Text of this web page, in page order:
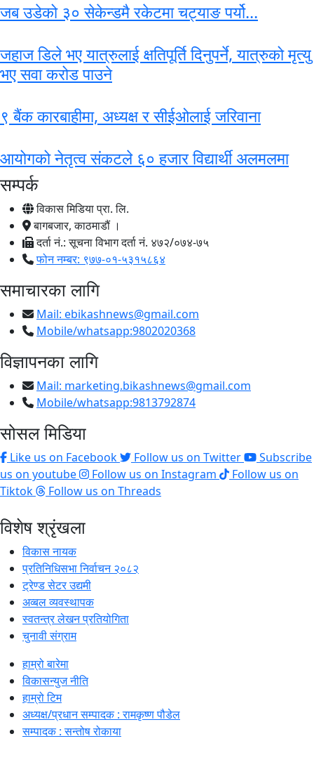
जब उडेको ३० सेकेन्डमै रकेटमा चट्याङ पर्यो...
जहाज डिले भए यात्रुलाई क्षतिपूर्ति दिनुपर्ने, यात्रुको मृत्यु
भए सवा करोड पाउने
९ बैंक कारबाहीमा, अध्यक्ष र सीईओलाई जरिवाना
आयोगको नेतृत्व संकटले ६० हजार विद्यार्थी अलमलमा
सम्पर्क
विकास मिडिया प्रा. लि.
बागबजार, काठमाडौं ।
दर्ता नं.: सूचना विभाग दर्ता नं. ४७२/०७४-७५
फोन नम्बर: ९७७-०१-५३१५८६४
समाचारका लागि
Mail: ebikashnews@gmail.com
Mobile/whatsapp:9802020368
विज्ञापनका लागि
Mail: marketing.bikashnews@gmail.com
Mobile/whatsapp:9813792874
सोसल मिडिया
Like us on Facebook Follow us on Twitter
Subscribe
us on youtube
Follow us on Instagram
Follow us on
Tiktok
Follow us on Threads
विशेष श्रृंखला
विकास नायक
प्रतिनिधिसभा निर्वाचन २०८२
ट्रेण्ड सेटर उद्यमी
अव्बल व्यवस्थापक
स्वतन्त्र लेखन प्रतियोगिता
चुनावी संग्राम
हाम्रो बारेमा
विकासन्युज नीति
हाम्रो टिम
अध्यक्ष/प्रधान सम्पादक : रामकृष्ण पौडेल
सम्पादक : सन्तोष रोकाया